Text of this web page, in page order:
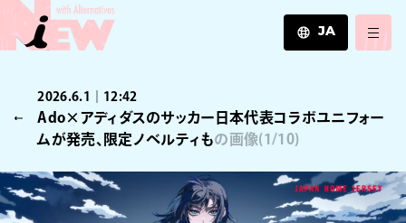
JA
ZH
2026.6.1｜12:42
Ado×アディダスのサッカー日本代表コラボユニフォー
ムが発売、限定ノベルティもの画像(1 /10)